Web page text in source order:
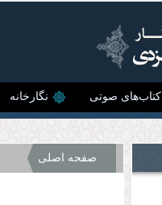
کتاب‌های صوتی نگارخانه
صفحه اصلی